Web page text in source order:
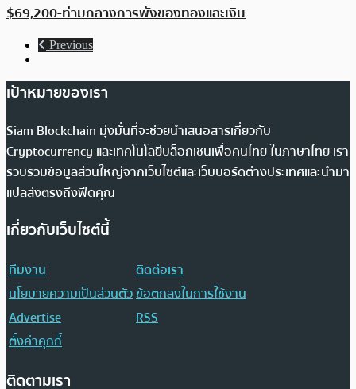
$69,200-ท่ามกลางการพังของทองและเงิน
Previous
เป้าหมายของเรา
Siam Blockchain มุ่งมั่นที่จะช่วยนำเสนอสารเกี่ยวกับ
Cryptocurrency และเทคโนโลยีบล็อกเชนเพื่อคนไทย ในภาษาไทย เรา
รวบรวมข้อมูลส่วนใหญ่จากเว็บไซต์และเว็บบอร์ดต่างประเทศและนำมา
แปลส่งตรงถึงฟีดคุณ
เกี่ยวกับเว็บไซต์นี้
ทีมงาน
ติดต่อเรา
นโยบายความเป็นส่วนตัวข้อตกลงในการใช้งาน
Advertise
RSS
ตั้งค่าคุกกี้
ติดตามเรา